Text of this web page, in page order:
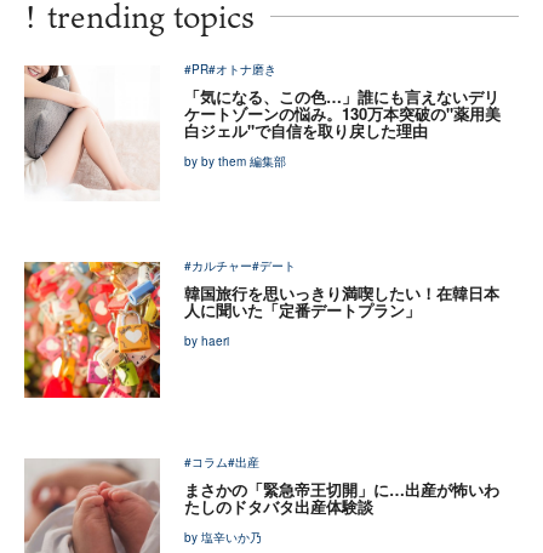
! trending topics
#PR#オトナ磨き
「気になる、この色…」誰にも言えないデリ
ケートゾーンの悩み。130万本突破の"薬用美
白ジェル"で自信を取り戻した理由
by by them 編集部
#カルチャー#デート
韓国旅行を思いっきり満喫したい！在韓日本
人に聞いた「定番デートプラン」
by haeri
#コラム#出産
まさかの「緊急帝王切開」に…出産が怖いわ
たしのドタバタ出産体験談
by 塩辛いか乃